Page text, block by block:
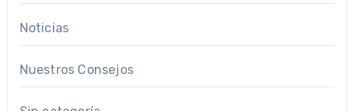
Noticias
Nuestros Consejos